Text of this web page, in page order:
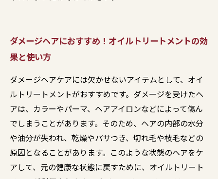
ダメージヘアにおすすめ！オイルトリートメントの効
果と使い方
ダメージヘアケアには欠かせないアイテムとして、オイ
ルトリートメントがおすすめです。ダメージを受けたヘ
アは、カラーやパーマ、ヘアアイロンなどによって傷ん
でしまうことがあります。そのため、ヘアの内部の水分
や油分が失われ、乾燥やパサつき、切れ毛や枝毛などの
原因となることがあります。このような状態のヘアをケ
アして、元の健康な状態に戻すために、オイルトリート